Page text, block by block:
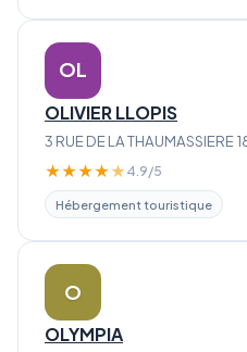
OL
OLIVIER LLOPIS
3 RUE DE LA
★★★★★ 4.9/5
Hébergement touristique
O
OLYMPIA